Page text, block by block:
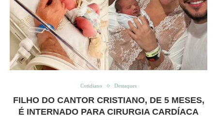
Cotidiano Destaques
FILHO DO CANTOR CRISTIANO, DE 5 MESES,
É INTERNADO PARA CIRURGIA CARDÍACA